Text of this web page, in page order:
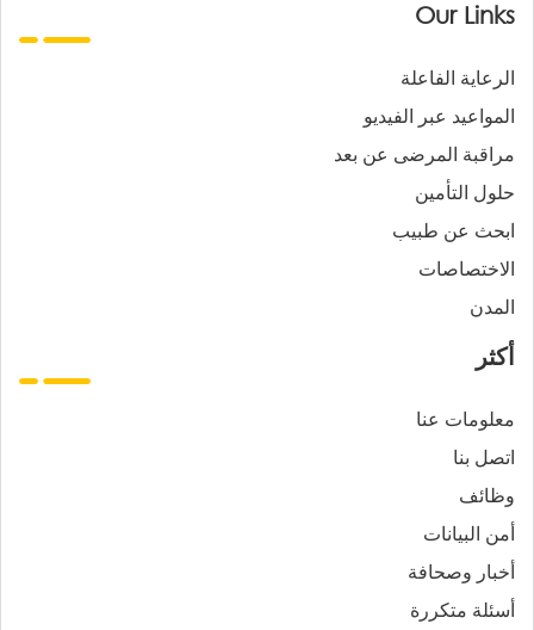
Our Links
الرعاية الفاعلة
المواعيد عبر الفيديو
مراقبة المرضى عن بعد
حلول التأمين
ابحث عن طبيب
الاختصاصات
المدن
أكثر
معلومات عنا
اتصل بنا
وظائف
أمن البيانات
أخبار وصحافة
أسئلة متكررة